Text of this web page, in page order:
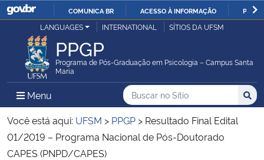
IR
O
COMUNICA BR ACESSO À INFORMAÇÃO
Ministério da Justiça e Segurança Pública
Ministério da Defesa
Ministério das Relações Exteriores
Ministério da Economia
LANGUAGES INTERNATIONAL SÍTIOS DA UFSM
PPGP
Programa de Pós-Graduação em Psicologia – Campus Santa
Maria
Menu Menu Principal do Sítio
Busca
Buscar no no Sítio
Busca:
Você está aqui: UFSM > PPGP > Resultado Final Edital
01/2019 – Programa Nacional de Pós-Doutorado
CAPES (PNPD/CAPES)